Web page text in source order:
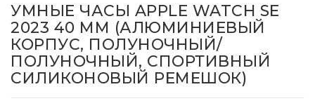
УМНЫЕ ЧАСЫ APPLE WATCH SE
2023 40 ММ (АЛЮМИНИЕВЫЙ
КОРПУС, ПОЛУНОЧНЫЙ/
ПОЛУНОЧНЫЙ, СПОРТИВНЫЙ
СИЛИКОНОВЫЙ РЕМЕШОК)